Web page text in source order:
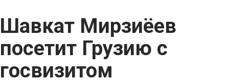
Шавкат Мирзиёев
посетит Грузию с
госвизитом